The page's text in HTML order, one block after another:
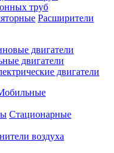
труб
Расширители
двигатели
двигатели
двигатели
Стационарные
воздуха